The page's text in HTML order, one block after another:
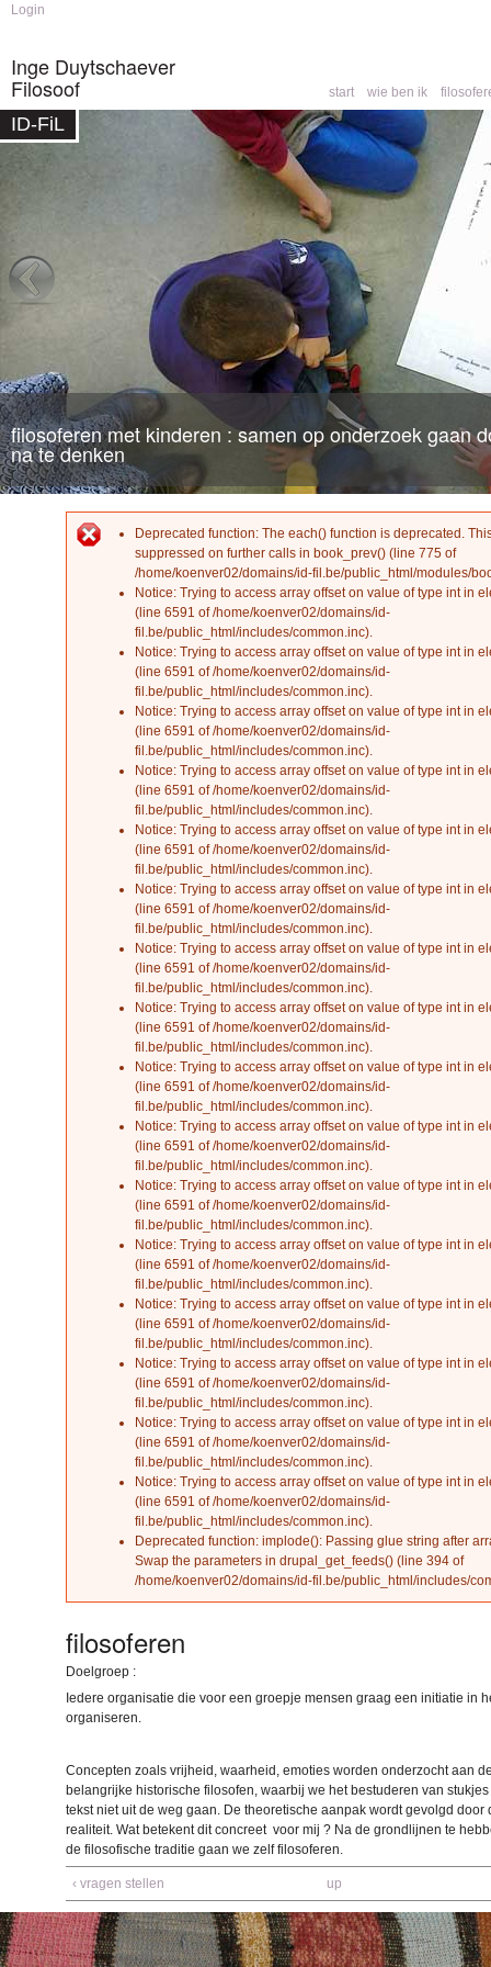
Skip to
Skip to
Login
Inge Duytschaever
Filosoof
Main menu
start wie ben ik
You are here
Home»opleidingen
ID-FiL
filosoferen met kinderen : samen op onderzoek gaan
na te denken
filosofische counseling: een partner om mee te
Error message
Deprecated function: The each() function is deprecated.
suppressed on further calls in book_prev() (line 775 of
/home/koenver02/domains/id-fil.be/public_html/modules/
Notice: Trying to access array offset on value of type int in
(line 6591 of/home/koenver02/domains/id-
fil.be/public_html/includes/common.inc).
Notice: Trying to access array offset on value of type int in
(line 6591 of/home/koenver02/domains/id-
fil.be/public_html/includes/common.inc).
Notice: Trying to access array offset on value of type int in
(line 6591 of/home/koenver02/domains/id-
fil.be/public_html/includes/common.inc).
Notice: Trying to access array offset on value of type int in
(line 6591 of/home/koenver02/domains/id-
fil.be/public_html/includes/common.inc).
Notice: Trying to access array offset on value of type int in
(line 6591 of/home/koenver02/domains/id-
fil.be/public_html/includes/common.inc).
Notice: Trying to access array offset on value of type int in
(line 6591 of/home/koenver02/domains/id-
fil.be/public_html/includes/common.inc).
Notice: Trying to access array offset on value of type int in
(line 6591 of/home/koenver02/domains/id-
fil.be/public_html/includes/common.inc).
Notice: Trying to access array offset on value of type int in
(line 6591 of/home/koenver02/domains/id-
fil.be/public_html/includes/common.inc).
Notice: Trying to access array offset on value of type int in
(line 6591 of/home/koenver02/domains/id-
fil.be/public_html/includes/common.inc).
Notice: Trying to access array offset on value of type int in
(line 6591 of/home/koenver02/domains/id-
fil.be/public_html/includes/common.inc).
Notice: Trying to access array offset on value of type int in
(line 6591 of/home/koenver02/domains/id-
fil.be/public_html/includes/common.inc).
Notice: Trying to access array offset on value of type int in
(line 6591 of/home/koenver02/domains/id-
fil.be/public_html/includes/common.inc).
Notice: Trying to access array offset on value of type int in
(line 6591 of/home/koenver02/domains/id-
fil.be/public_html/includes/common.inc).
Notice: Trying to access array offset on value of type int in
(line 6591 of/home/koenver02/domains/id-
fil.be/public_html/includes/common.inc).
Notice: Trying to access array offset on value of type int in
(line 6591 of/home/koenver02/domains/id-
fil.be/public_html/includes/common.inc).
Notice: Trying to access array offset on value of type int in
(line 6591 of/home/koenver02/domains/id-
fil.be/public_html/includes/common.inc).
Deprecated function: implode(): Passing glue string after
Swap the parameters in drupal_get_feeds() (line 394 of
/home/koenver02/domains/id-fil.be/public_html/includes/
filosoferen
Doelgroep :
Iedere organisatie die voor een groepje mensen graag een initiatie in
organiseren.
Concepten zoals vrijheid, waarheid, emoties worden onderzocht aan
belangrijke historische filosofen, waarbij we het bestuderen van
tekst niet uit de weg gaan. De theoretische aanpak wordt gevolgd door
realiteit. Wat betekent dit concreet voor mij ? Na de grondlijnen te
de filosofische traditie gaan we zelf filosoferen.
‹ vragen stellen up